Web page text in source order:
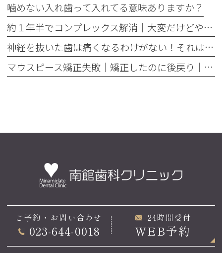
噛めない入れ歯って入れてる意味ありますか？
約１年半でコンプレックス解消｜大変だけどやって良かった歯の矯正治療
神経を抜いた歯は痛くなるわけがない！それは嘘です
マウスピース矯正失敗｜矯正したのに後戻り｜最近よく聞くけどそれってなんで？
ご予約・お問い合わせ
023-644-0018
24時間受付
WEB予約